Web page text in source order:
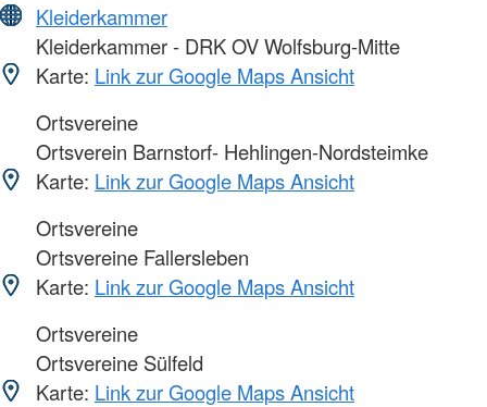
Kleiderkammer
Kleiderkammer - DRK OV Wolfsburg-Mitte
Karte: Link zur Google Maps Ansicht
Ortsvereine
Ortsverein Barnstorf- Hehlingen-Nordsteimke
Karte: Link zur Google Maps Ansicht
Ortsvereine
Ortsvereine Fallersleben
Karte: Link zur Google Maps Ansicht
Ortsvereine
Ortsvereine Sülfeld
Karte: Link zur Google Maps Ansicht